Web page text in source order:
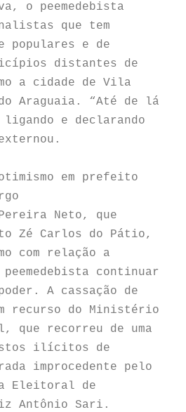
o peemedebista
que tem
populares e de
distantes de
a cidade de Vila
Araguaia. “Até de lá
ligando e declarando
em prefeito
Neto, que
Zé Carlos do Pátio,
com relação a
continuar
A cassação de
recurso do Ministério
que recorreu de uma
ilícitos de
improcedente pelo
Eleitoral de
Antônio Sari.